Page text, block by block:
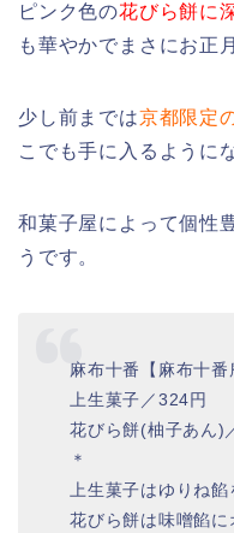
ピンク色の花びら餅に
も華やかでまさにお正
少し前までは京都限定
こでも手に入るように
和菓子屋によって個性
うです。
麻布十番【麻布十番
上生菓子／324円
花びら餅(柚子あん)
＊
上生菓子はゆりね餡
花びら餅は味噌餡